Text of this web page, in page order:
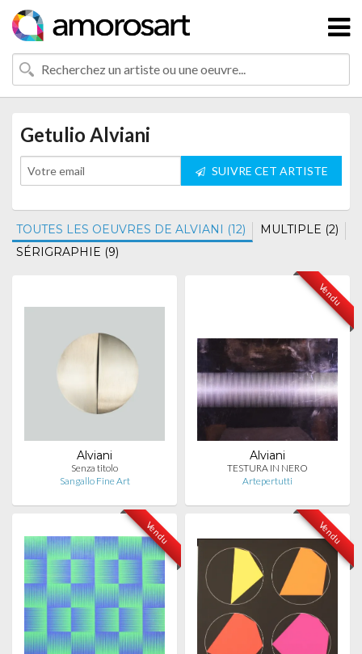
Getulio Alviani
SUIVRE CET ARTISTE
TOUTES LES OEUVRES DE ALVIANI (12)
MULTIPLE (2)
SÉRIGRAPHIE (9)
Alviani
Senza titolo
Sangallo Fine Art
Vendu
Alviani
TESTURA IN NERO
Artepertutti
Vendu Vendu